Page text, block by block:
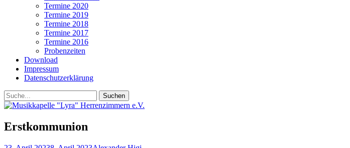
Termine 2020
Termine 2019
Termine 2018
Termine 2017
Termine 2016
Probenzeiten
Download
Impressum
Datenschutzerklärung
Suchen
Suchen
nach:
Erstkommunion